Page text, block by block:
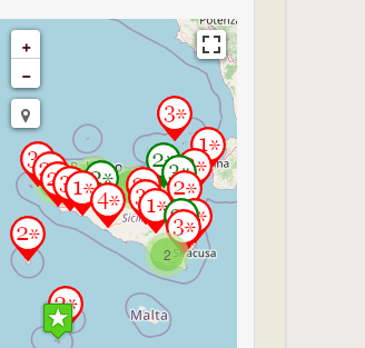
Travelers' Map is
loading...
If you see this after
your page is
loaded completely,
leafletJS files are
missing.
2
2
2 2
2
+
−